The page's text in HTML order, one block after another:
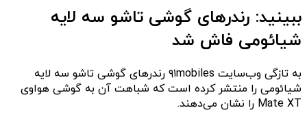
ببینید: رندرهای گوشی تاشو سه لایه
شیائومی فاش شد
به تازگی وب‌سایت ۹۱mobiles رندرهای گوشی تاشو سه لایه
شیائومی را منتشر کرده است که شباهت آن به گوشی هواوی
Mate XT را نشان می‌دهند.